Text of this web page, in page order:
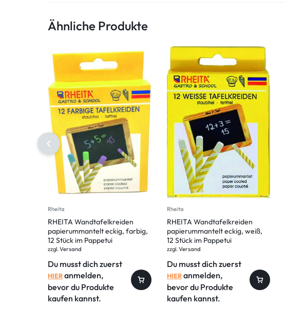
Ähnliche Produkte
Rheita
RHEITA Wandtafelkreiden
papierummantelt eckig, farbig,
12 Stück im Pappetui
zzgl.Versand
Du musst dich zuerst
HIERanmelden,
bevor du Produkte
kaufen kannst.
Rheita
RHEITA Wandtafelkreiden
papierummantelt eckig, weiß,
12 Stück im Pappetui
zzgl.Versand
Du musst dich zuerst
HIERanmelden,
bevor du Produkte
kaufen kannst.